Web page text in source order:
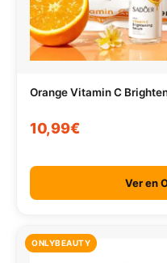
Orange Vitamin C
10,99€
Ver en
ONLYBEAUTY